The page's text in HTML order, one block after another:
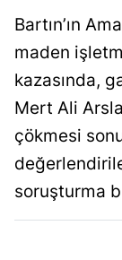
Bartın’ın
maden
kazasında,
Mert Ali
çökmesi
soruşturma